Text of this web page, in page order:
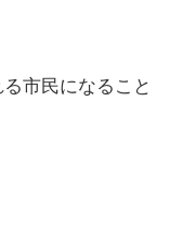
市民になること